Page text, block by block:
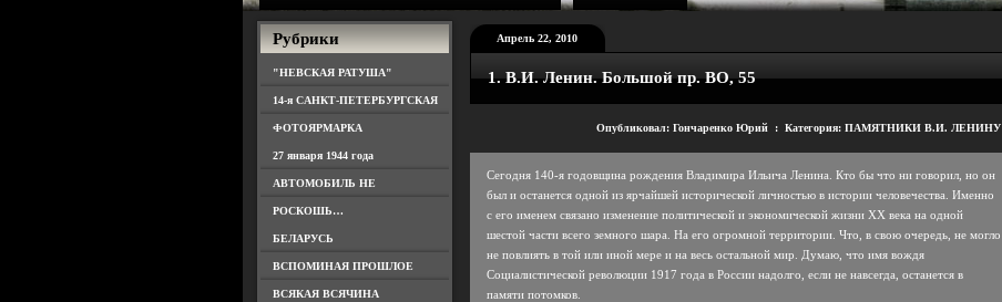
Рубрики
"НЕВСКАЯ РАТУША"
14-я САНКТ-ПЕТЕРБУРГСКАЯ
ФОТОЯРМАРКА
27 января 1944 года
АВТОМОБИЛЬ НЕ
РОСКОШЬ…
БЕЛАРУСЬ
ВСПОМИНАЯ ПРОШЛОЕ
ВСЯКАЯ ВСЯЧИНА
Апрель 22, 2010
1. В.И. Ленин. Большой пр. ВО, 55
Опубликовал: Гончаренко Юрий : Категория: ПАМЯТНИКИ В.И. ЛЕНИНУ
Сегодня 140-я годовщина рождения Владимира Ильича Ленина. Кто бы что ни говорил, но он
был и останется одной из ярчайшей исторической личностью в истории человечества. Именно
с его именем связано изменение политической и экономической жизни ХХ века на одной
шестой части всего земного шара. На его огромной территории. Что, в свою очередь, не могло
не повлиять в той или иной мере и на весь остальной мир. Думаю, что имя вождя
Социалистической революции 1917 года в России надолго, если не навсегда, останется в
памяти потомков.